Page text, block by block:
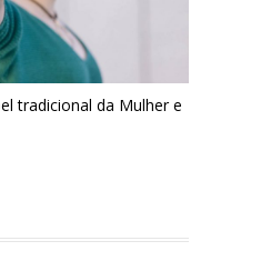
tradicional da Mulher e